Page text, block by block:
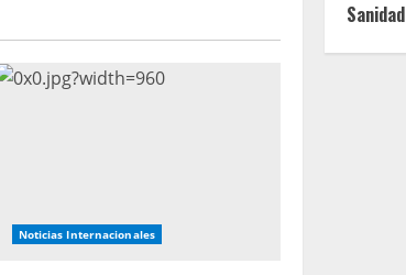
Noticias Internacionales
Sanidad